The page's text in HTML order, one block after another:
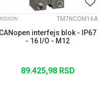
MODICON TM7 IP67 MODULARNI I/O SISTEM TM7NCOM16A
CANopen interfejs blok - IP67
- 16 I/O - M12
89.425,98 RSD